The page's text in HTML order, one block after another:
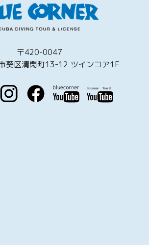
〒420-0047
葵区清閑町13-12 ツインコア1F